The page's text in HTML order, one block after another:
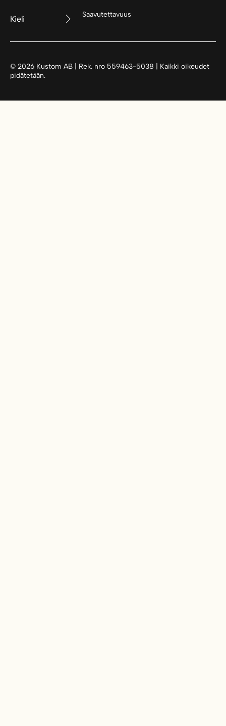
Kieli Saavutettavuus
© 2026Kustom AB | Rek. nro 559463-5038 | Kaikki oikeudet
pidätetään.